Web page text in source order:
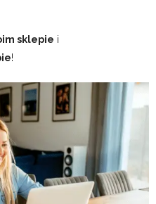
sklepie i
!